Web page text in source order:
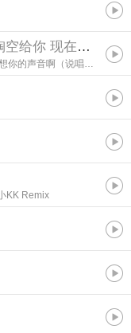
现在已经冷冰冰
你的声音啊（说唱版）
KK Remix